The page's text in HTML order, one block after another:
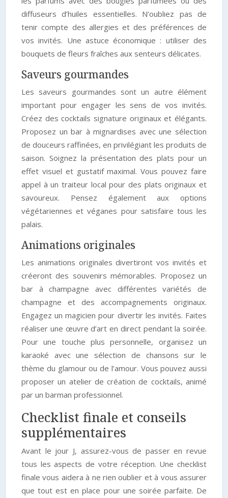
diffuseurs d’huiles essentielles. N’oubliez pas de
tenir compte des allergies et des préférences de
vos invités. Une astuce économique : utiliser des
bouquets de fleurs fraîches aux senteurs délicates.
Saveurs gourmandes
Les saveurs gourmandes sont un autre élément
important pour engager les sens de vos invités.
Créez des cocktails signature originaux et élégants.
Proposez un bar à mignardises avec une sélection
de douceurs raffinées, en privilégiant les produits de
saison. Soignez la présentation des plats pour un
effet visuel et gustatif maximal. Vous pouvez faire
appel à un traiteur local pour des plats originaux et
savoureux. Pensez également aux options
végétariennes et véganes pour satisfaire tous les
palais.
Animations originales
Les animations originales divertiront vos invités et
créeront des souvenirs mémorables. Proposez un
bar à champagne avec différentes variétés de
champagne et des accompagnements originaux.
Engagez un magicien pour divertir les invités. Faites
réaliser une œuvre d’art en direct pendant la soirée.
Pour une touche plus personnelle, organisez un
karaoké avec une sélection de chansons sur le
thème du glamour ou de l’amour. Vous pouvez aussi
proposer un atelier de création de cocktails, animé
par un barman professionnel.
Checklist finale et conseils
supplémentaires
Avant le jour J, assurez-vous de passer en revue
tous les aspects de votre réception. Une checklist
finale vous aidera à ne rien oublier et à vous assurer
que tout est en place pour une soirée parfaite. De